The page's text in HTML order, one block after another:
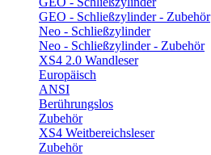
GEO - Schließzylinder - Zubehör
Neo - Schließzylinder
Neo - Schließzylinder - Zubehör
XS4 2.0 Wandleser
Europäisch
ANSI
Berührungslos
Zubehör
XS4 Weitbereichsleser
Zubehör